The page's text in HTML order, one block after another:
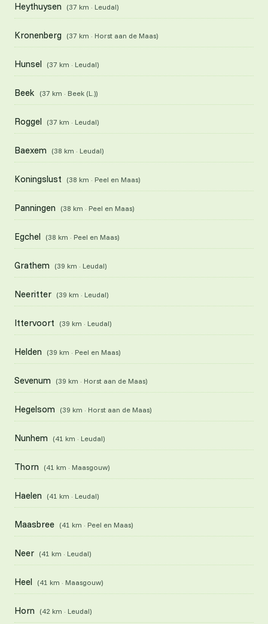
Heythuysen (37 km · Leudal)
Kronenberg (37 km · Horst aan de Maas)
Hunsel (37 km · Leudal)
Beek (37 km · Beek (L.))
Roggel (37 km · Leudal)
Baexem (38 km · Leudal)
Koningslust (38 km · Peel en Maas)
Panningen (38 km · Peel en Maas)
Egchel (38 km · Peel en Maas)
Grathem (39 km · Leudal)
Neeritter (39 km · Leudal)
Ittervoort (39 km · Leudal)
Helden (39 km · Peel en Maas)
Sevenum (39 km · Horst aan de Maas)
Hegelsom (39 km · Horst aan de Maas)
Nunhem (41 km · Leudal)
Thorn (41 km · Maasgouw)
Haelen (41 km · Leudal)
Maasbree (41 km · Peel en Maas)
Neer (41 km · Leudal)
Heel (41 km · Maasgouw)
Horn (42 km · Leudal)